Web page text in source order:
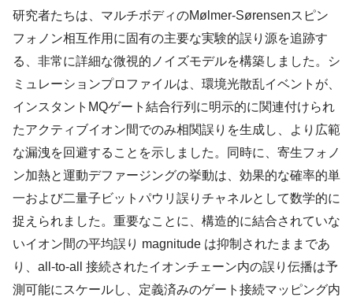
研究者たちは、マルチボディのMølmer-Sørensenスピン
フォノン相互作用に固有の主要な実験的誤り源を追跡す
る、非常に詳細な微視的ノイズモデルを構築しました。シ
ミュレーションプロファイルは、環境光散乱イベントが、
インスタントMQゲート結合行列に明示的に関連付けられ
たアクティブイオン間でのみ相関誤りを生成し、より広範
な漏洩を回避することを示しました。同時に、寄生フォノ
ン加熱と運動デファージングの挙動は、効果的な確率的単
一および二量子ビットパウリ誤りチャネルとして数学的に
捉えられました。重要なことに、構造的に結合されていな
いイオン間の平均誤り magnitude は抑制されたままであ
り、all-to-all 接続されたイオンチェーン内の誤り伝播は予
測可能にスケールし、定義済みのゲート接続マッピング内